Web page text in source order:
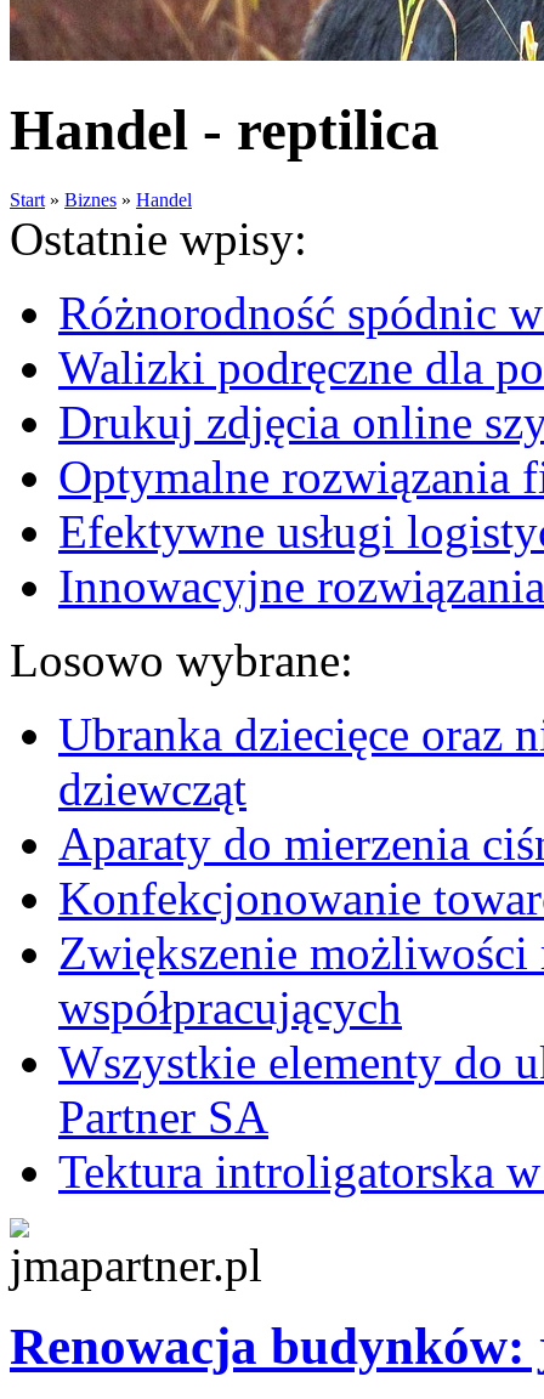
Handel - reptilica
Start » Biznes » Handel
Ostatnie wpisy:
Różnorodność spódnic
Walizki podręczne dla
Drukuj zdjęcia online
Optymalne rozwiązania
Efektywne usługi
Innowacyjne
Losowo wybrane:
Ubranka dziecięce oraz
dziewcząt
Aparaty do mierzenia
Konfekcjonowanie
Zwiększenie
współpracujących
Wszystkie elementy do
Partner SA
Tektura introligatorska
Renowacja budynków: